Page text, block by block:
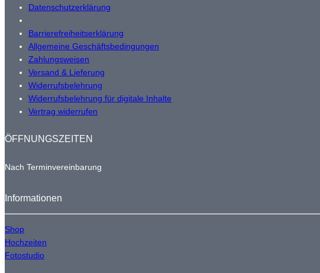
Datenschutzerklärung
Barrierefreiheitserklärung
Allgemeine Geschäftsbedingungen
Zahlungsweisen
Versand & Lieferung
Widerrufsbelehrung
Widerrufsbelehrung für digitale Inhalte
Vertrag widerrufen
ÖFFNUNGSZEITEN
Nach Terminvereinbarung
Informationen
Shop
Hochzeiten
Fotostudio